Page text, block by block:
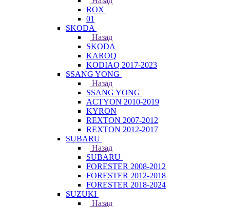
ROX
01
SKODA
Назад
SKODA
KAROQ
KODIAQ 2017-2023
SSANG YONG
Назад
SSANG YONG
ACTYON 2010-2019
KYRON
REXTON 2007-2012
REXTON 2012-2017
SUBARU
Назад
SUBARU
FORESTER 2008-2012
FORESTER 2012-2018
FORESTER 2018-2024
SUZUKI
Назад